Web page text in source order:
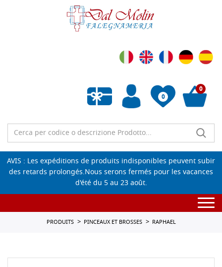
0
Liste de souhaits vide
0
AVIS : Les expéditions de produits indisponibles peuvent subir
des retards prolongés.Nous serons fermés pour les vacances
d'été du 5 au 23 août.
PRODUITS PINCEAUX ET BROSSES RAPHAEL